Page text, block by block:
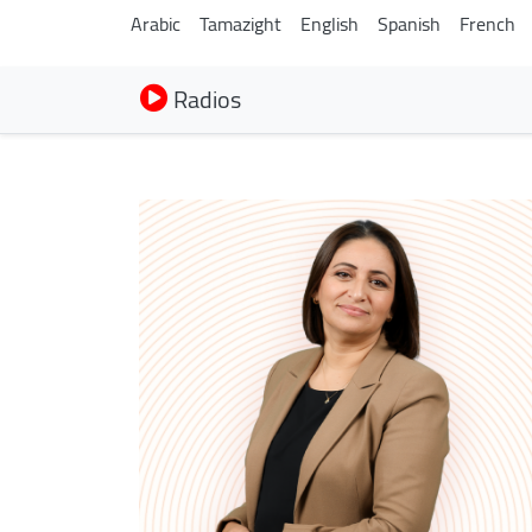
Arabic Tamazight English Spanish French
Radios